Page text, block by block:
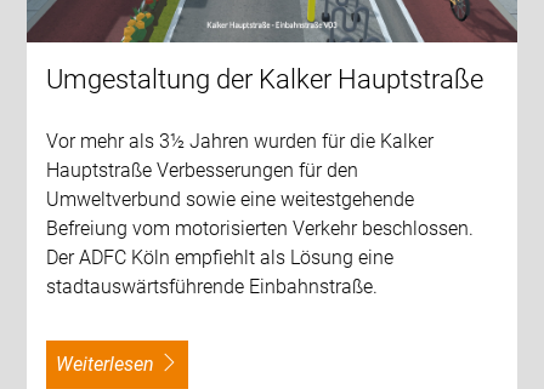
Umgestaltung der Kalker Hauptstraße
Vor mehr als 3½ Jahren wurden für die Kalker
Hauptstraße Verbesserungen für den
Umweltverbund sowie eine weitestgehende
Befreiung vom motorisierten Verkehr beschlossen.
Der ADFC Köln empfiehlt als Lösung eine
stadtauswärtsführende Einbahnstraße.
weiterlesen